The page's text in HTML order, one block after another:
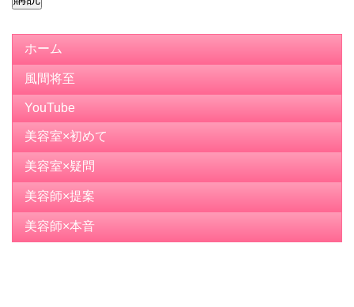
レ
ス
ホーム
風間将至
YouTube
美容室×初めて
美容室×疑問
美容師×提案
美容師×本音